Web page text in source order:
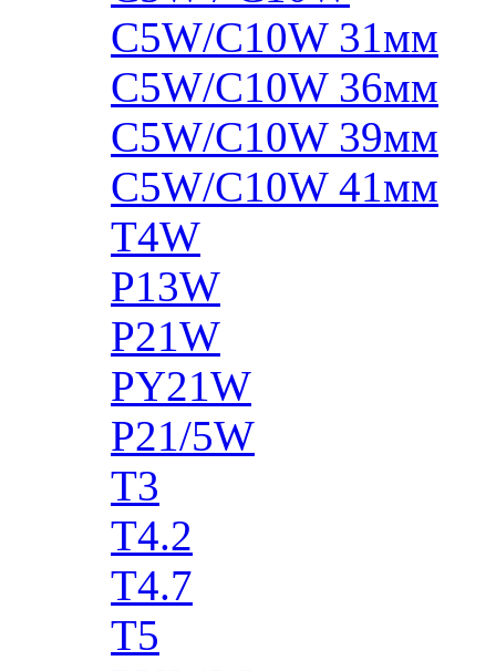
C5W/C10W 31мм
C5W/C10W 36мм
C5W/C10W 39мм
C5W/C10W 41мм
T4W
P13W
P21W
PY21W
P21/5W
T3
T4.2
T4.7
T5